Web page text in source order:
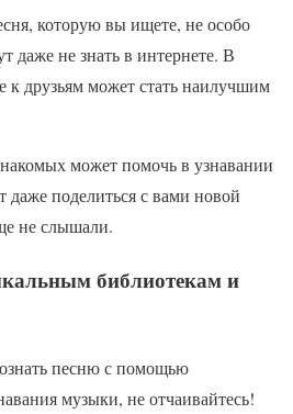
которую вы ищете, не особо
даже не знать в интернете. В
к друзьям может стать наилучшим
может помочь в узнавании
даже поделиться с вами новой
не слышали.
библиотекам и
песню с помощью
музыки, не отчаивайтесь!